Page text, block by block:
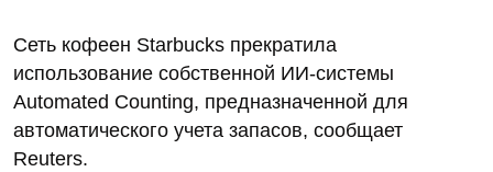
Сеть кофеен Starbucks прекратила
использование собственной ИИ‑системы
Automated Counting, предназначенной для
автоматического учета запасов, сообщает
Reuters.